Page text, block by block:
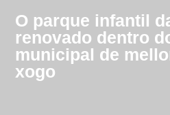
O parque infantil
renovado dentro
municipal de
xogo